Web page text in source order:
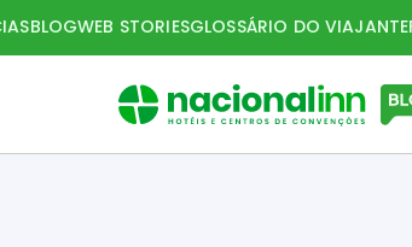
BLOGWEB STORIESGLOSSÁRIO DO VIAJANTE